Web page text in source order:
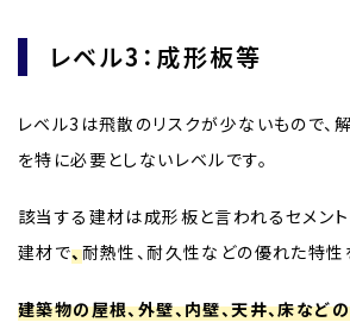
レベル3：成形板等
レベル3は飛散のリスクが少ないもので、
を特に必要としないレベルです。
該当する建材は成形板と言われるセメン
建材で、耐熱性、耐久性などの優れた特性
建築物の屋根、外壁、内壁、天井、床など